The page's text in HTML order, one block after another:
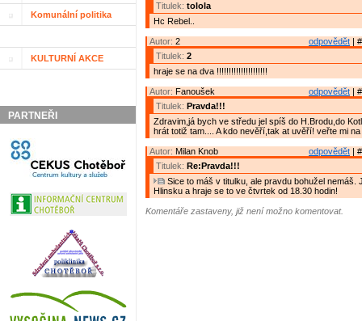
Komunální politika
KULTURNÍ AKCE
PARTNEŘI
Titulek: tolola
Hc Rebel..
odpovědět |
Autor: 2
Titulek: 2
hraje se na dva !!!!!!!!!!!!!!!!!!!!!
odpovědět |
Autor: Fanoušek
Titulek: Pravda!!!
Zdravim,já bych ve středu jel spíš do H.Brodu,do
hrát totiž tam.... A kdo nevěří,tak at uvěří! veřte mi
odpovědět |
Autor: Milan Knob
Titulek: Re:Pravda!!!
Sice to máš v titulku, ale pravdu bohužel nemáš.
Hlinsku a hraje se to ve čtvrtek od 18.30 hodin!
Komentáře zastaveny, již není možno komentovat.